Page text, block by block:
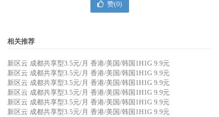
赞(0)
相关推荐
新区云 成都共享型3.5元/月 香港/美国/韩国1H1G 9.9元
新区云 成都共享型3.5元/月 香港/美国/韩国1H1G 9.9元
新区云 成都共享型3.5元/月 香港/美国/韩国1H1G 9.9元
新区云 成都共享型3.5元/月 香港/美国/韩国1H1G 9.9元
新区云 成都共享型3.5元/月 香港/美国/韩国1H1G 9.9元
新区云 成都共享型3.5元/月 香港/美国/韩国1H1G 9.9元